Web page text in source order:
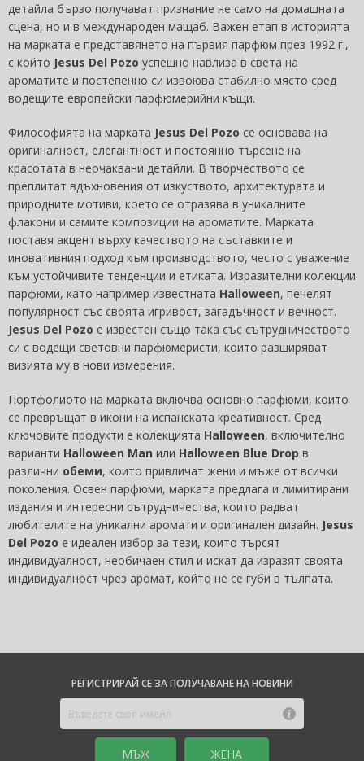
детайла бързо получават признание не само на домашната
сцена, но и в международен мащаб. Важен етап в историята
на марката е представянето на първия парфюм през 1992 г.,
с който Jesus Del Pozo успешно навлиза в света на
ароматите и постепенно си извоюва стабилно място сред
водещите европейски парфюмерийни къщи.
Философията на марката Jesus Del Pozo се основава на
оригиналност, елегантност и постоянно търсене на
красотата в неочаквани детайли. В творчеството се
преплитат вдъхновения от изкуството, архитектурата и
природните мотиви, което се отразява в уникалните
флакони и самите композиции на ароматите. Марката
поставя акцент върху качеството на съставките и
иновативния подход към производството, често с уважение
към устойчивите тенденции и етиката. Изразителни колекции
парфюми, като например известната Halloween, печелят
популярност със своята игривост, загадъчност и вечност.
Jesus Del Pozo е известен също така със сътрудничеството
си с водещи световни парфюмеристи, които разширяват
визията му в нови измерения.
Портфолиото на марката включва основно парфюми, които
се превръщат в икони на испанската креативност. Сред
ключовите продукти е колекцията Halloween, включително
варианти Halloween Man или Halloween Blue Drop в
различни обеми, които привличат жени и мъже от всички
поколения. Освен парфюми, марката предлага и лимитирани
издания и интересни сътрудничества, които радват
любителите на уникални аромати и оригинален дизайн. Jesus
Del Pozo е идеален избор за тези, които търсят
индивидуалност, необичаен стил и искат да изразят своята
индивидуалност чрез аромат, който не се губи в тълпата.
РЕГИСТРИРАЙ СЕ ЗА ПОЛУЧАВАНЕ НА НОВИНИ
MЪЖ ЖЕНА